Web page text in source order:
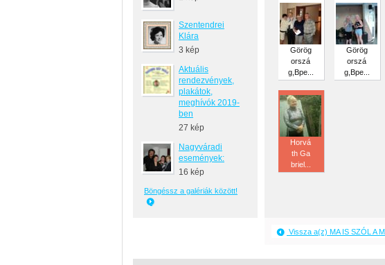
Szentendrei
Klára
3 kép
Aktuális
rendezvények,
plakátok,
meghívók 2019-
ben
27 kép
Nagyváradi
események:
16 kép
Böngéssz a galériák között!
Görög
orszá
g,Bpe...
Görög
orszá
g,Bpe...
Horvá
th Ga
briel...
Vissza a(z) MA IS SZÓL A